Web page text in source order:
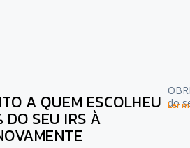
A QUEM ESCOLHEU
DO SEU IRS À
do
Ler